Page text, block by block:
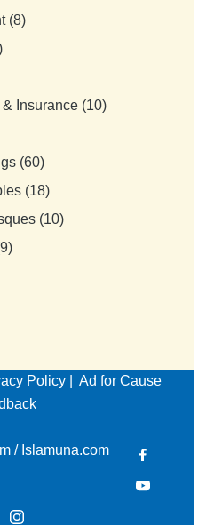
(8)
Insurance (10)
(60)
(18)
(10)
Policy
Ad for Cause
/ Islamuna.com